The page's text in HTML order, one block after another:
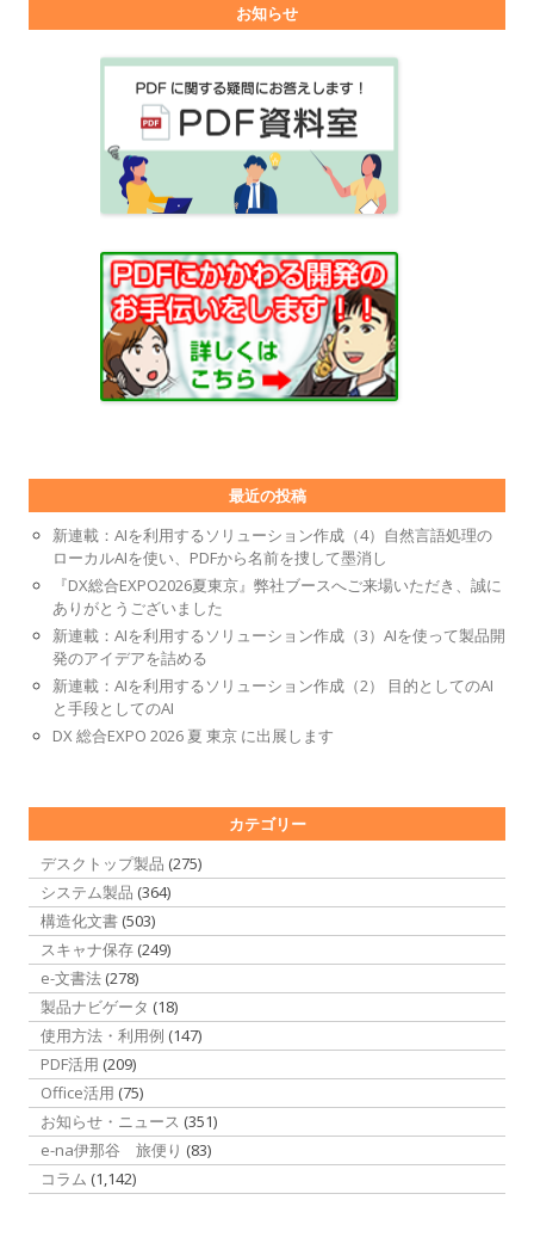
お知らせ
最近の投稿
新連載：AIを利用するソリューション作成（4）自然言語処理の
ローカルAIを使い、PDFから名前を捜して墨消し
『DX総合EXPO2026夏東京』弊社ブースへご来場いただき、誠に
ありがとうございました
新連載：AIを利用するソリューション作成（3）AIを使って製品開
発のアイデアを詰める
新連載：AIを利用するソリューション作成（2） 目的としてのAI
と手段としてのAI
DX 総合EXPO 2026 夏 東京 に出展します
カテゴリー
デスクトップ製品 (275)
システム製品 (364)
構造化文書 (503)
スキャナ保存 (249)
e-文書法 (278)
製品ナビゲータ (18)
使用方法・利用例 (147)
PDF活用 (209)
Office活用 (75)
お知らせ・ニュース (351)
e-na伊那谷 旅便り (83)
コラム (1,142)